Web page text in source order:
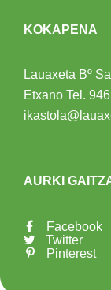
KOKAPENA
Lauaxeta Bº
Etxano Tel.
AURKI
Facebook
Twitter
Pinterest